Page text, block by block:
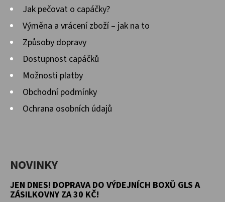
Jak pečovat o capáčky?
Výměna a vrácení zboží – jak na to
Způsoby dopravy
Dostupnost capáčků
Možnosti platby
Obchodní podmínky
Ochrana osobních údajů
NOVINKY
JEN DNES! DOPRAVA DO VÝDEJNÍCH BOXŮ GLS A
ZÁSILKOVNY ZA 30 KČ!